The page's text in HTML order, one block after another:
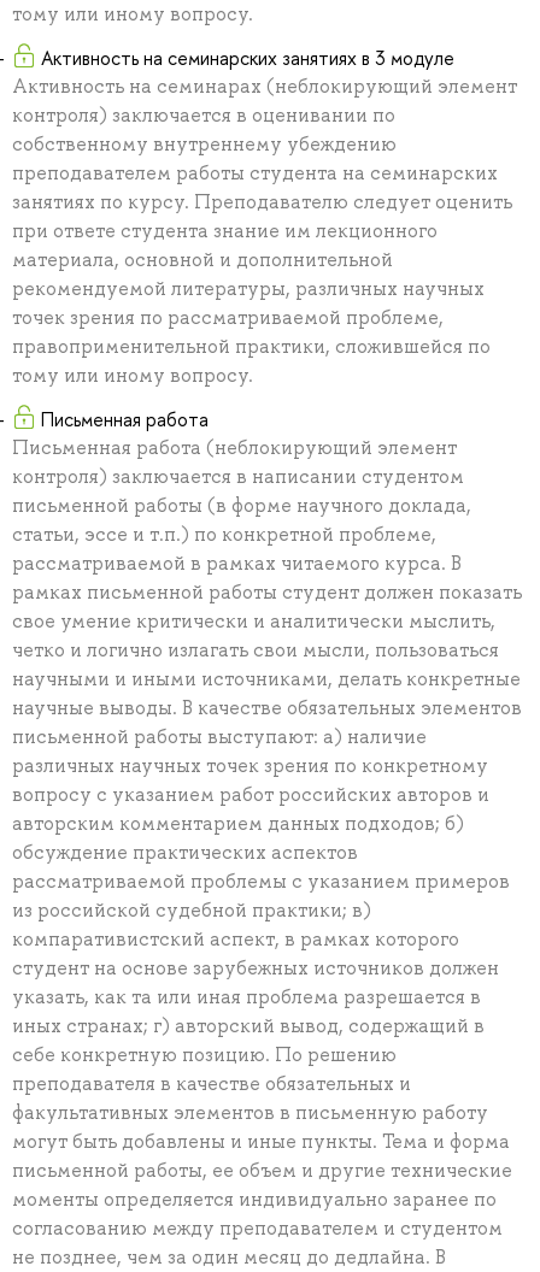
тому или иному вопросу.
Активность на семинарских занятиях в 3 модуле
Активность на семинарах (неблокирующий элемент
контроля) заключается в оценивании по
собственному внутреннему убеждению
преподавателем работы студента на семинарских
занятиях по курсу. Преподавателю следует оценить
при ответе студента знание им лекционного
материала, основной и дополнительной
рекомендуемой литературы, различных научных
точек зрения по рассматриваемой проблеме,
правоприменительной практики, сложившейся по
тому или иному вопросу.
Письменная работа
Письменная работа (неблокирующий элемент
контроля) заключается в написании студентом
письменной работы (в форме научного доклада,
статьи, эссе и т.п.) по конкретной проблеме,
рассматриваемой в рамках читаемого курса. В
рамках письменной работы студент должен показать
свое умение критически и аналитически мыслить,
четко и логично излагать свои мысли, пользоваться
научными и иными источниками, делать конкретные
научные выводы. В качестве обязательных элементов
письменной работы выступают: а) наличие
различных научных точек зрения по конкретному
вопросу с указанием работ российских авторов и
авторским комментарием данных подходов; б)
обсуждение практических аспектов
рассматриваемой проблемы с указанием примеров
из российской судебной практики; в)
компаративистский аспект, в рамках которого
студент на основе зарубежных источников должен
указать, как та или иная проблема разрешается в
иных странах; г) авторский вывод, содержащий в
себе конкретную позицию. По решению
преподавателя в качестве обязательных и
факультативных элементов в письменную работу
могут быть добавлены и иные пункты. Тема и форма
письменной работы, ее объем и другие технические
моменты определяется индивидуально заранее по
согласованию между преподавателем и студентом
не позднее, чем за один месяц до дедлайна. В